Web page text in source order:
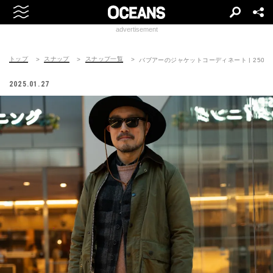
advertisement
トップ スナップ スナップ一覧 バブアーのジャケットコーディネート |
2025.01.27